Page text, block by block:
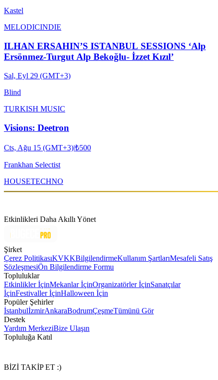
Kastel
MELODICINDIE
ILHAN ERSAHIN’S ISTANBUL SESSIONS ‘Alp
Ersönmez-Turgut Alp Bekoğlu- İzzet Kızıl’
Sal, Eyl 29 (GMT+3)
Blind
TURKISH MUSIC
Visions: Deetron
Cts, Ağu 15 (GMT+3)|₺500
Frankhan Selectist
HOUSETECHNO
Etkinlikleri Daha Akıllı Yönet
Şirket
Çerez PolitikasıKVKKBilgilendirmeKullanım ŞartlarıMesafeli Satış
SözleşmesiÖn Bilgilendirme Formu
Topluluklar
Etkinlikler İçinMekanlar İçinOrganizatörler İçinSanatçılar
İçinFestivaller İçinHalloween İçin
Popüler Şehirler
İstanbulİzmirAnkaraBodrumÇeşmeTümünü Gör
Destek
Yardım MerkeziBize Ulaşın
Topluluğa Katıl
BİZİ TAKİP ET :)